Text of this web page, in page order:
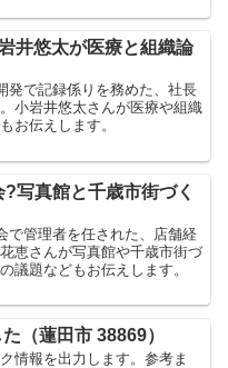
井悠太が医療と組織論
発で記録係りを務めた、社長
小岩井悠太さんが医療や組織
お伝えします。
写真館と千歳市街づく
で管理者を任された、店舗経
恵さんが写真館や千歳市街づ
議題などもお伝えします。
（蓮田市 38869）
情報を出力します。参考ま